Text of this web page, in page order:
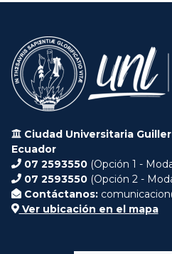
Ciudad Universitaria
Ecuador
07 2593550 (Opción 1 -
07 2593550 (Opción 2 -
Contáctanos:
Ver ubicación en el mapa